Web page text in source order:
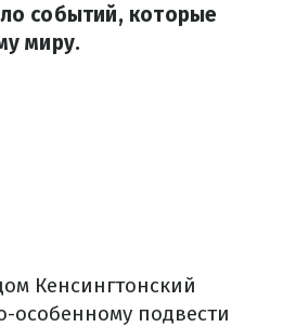
событий, которые
миру.
Кенсингтонский
особенному подвести